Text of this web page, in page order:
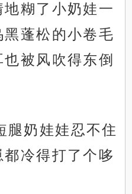
糊了小奶娃一
蓬松的小卷毛
被风吹得东倒
腿奶娃娃忍不住
冷得打了个哆